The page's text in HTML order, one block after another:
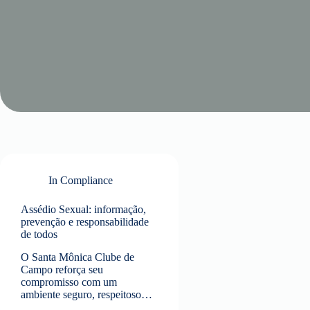
In Compliance
Assédio Sexual: informação,
prevenção e responsabilidade
de todos
O Santa Mônica Clube de
Campo reforça seu
compromisso com um
ambiente seguro, respeitoso…